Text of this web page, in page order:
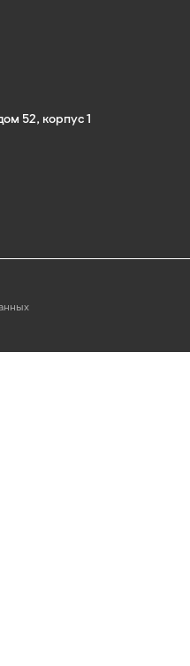
52, корпус 1